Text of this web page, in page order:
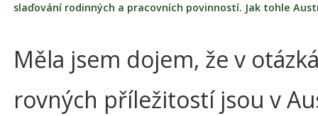
slaďování rodinných a pracovních povinností. Jak tohle
Měla jsem dojem, že v
rovných příležitostí jsou v